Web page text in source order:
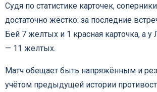
Судя по статистике карточек,
достаточно жёстко: за последние
Бей 7 желтых и 1 красная карточка, а
— 11 желтых.
Матч обещает быть напряжённым и
учётом предыдущей истории